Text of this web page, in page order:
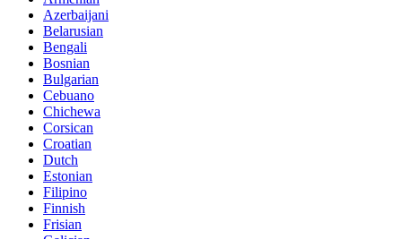
Azerbaijani
Belarusian
Bengali
Bosnian
Bulgarian
Cebuano
Chichewa
Corsican
Croatian
Dutch
Estonian
Filipino
Finnish
Frisian